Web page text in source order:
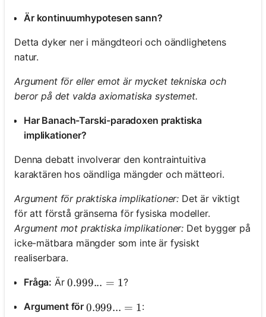
Är kontinuumhypotesen sann?
Detta dyker ner i mängdteori och oändlighetens
natur.
Argument för eller emot är mycket tekniska och
beror på det valda axiomatiska systemet.
Har Banach-Tarski-paradoxen praktiska
implikationer?
Denna debatt involverar den kontraintuitiva
karaktären hos oändliga mängder och mätteori.
Argument för praktiska implikationer: Det är viktigt
för att förstå gränserna för fysiska modeller.
Argument mot praktiska implikationer: Det bygger på
icke-mätbara mängder som inte är fysiskt
realiserbara.
Fråga: Är0.999... = 1
0.999... = 1?
Argument för 0.999... = 1
0.999... = 1: